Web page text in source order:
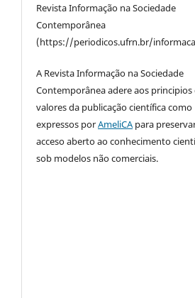
Revista Informação na Sociedade
Contemporânea
(https://periodicos.ufrn.br/
A Revista Informação na Sociedade
Contemporânea adere aos principios
valores da publicação científica como
expressos porAmeliCApara
acceso aberto ao conhecimento
sob modelos não comerciais.